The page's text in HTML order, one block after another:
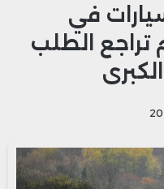
في
تراجع الطلب